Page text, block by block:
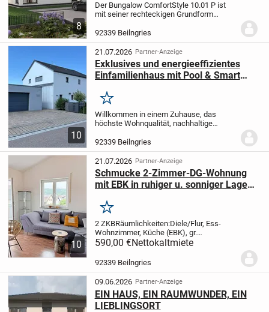
8
Der Bungalow ComfortStyle 10.01 P ist
mit seiner rechteckigen Grundform
auf 103 m² viele Möglichkeiten, der
eigenen Kreativität freien Lauf zu lassen.
Selbst...
92339 Beilngries
10
21.07.2026 Partner-Anzeige
Exklusives und energieeffizientes
Einfamilienhaus mit Pool & Smart
Merken
Willkommen in einem Zuhause, das
höchste Wohnqualität, nachhaltige
beeindruckende Weise miteinander
verbindet. Dieses im Jahr 2018 errichtete
Einfamilienhaus in...
92339 Beilngries
10
21.07.2026 Partner-Anzeige
Schmucke 2-Zimmer-DG-Wohnung
mit EBK in ruhiger u. sonniger Lage
Merken
2 ZKBRäumlichkeiten:Diele/Flur, Ess-
Wohnzimmer, Küche (EBK), gr.
Südwestbalkon, Schlafzimmer,
Handtuchheizkörper
Stellplatz, Kellerraum,...
590,00 €Nettokaltmiete
92339 Beilngries
09.06.2026 Partner-Anzeige
EIN HAUS, EIN RAUMWUNDER, EIN
LIEBLINGSORT